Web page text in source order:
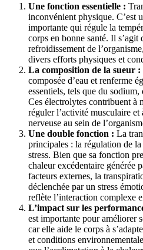
Une fonction essentielle :
inconvénient physique. C’est
importante qui régule la
corps en bonne santé. Il
refroidissement de
divers efforts physiques et
La composition de la sueur :
composée d’eau et renferme
essentiels, tels que du
Ces électrolytes contribuent à
réguler l’activité musculaire
nerveuse au sein de
Une double fonction : La
principales : la régulation de
stress. Bien que sa fonction
chaleur excédentaire générée
facteurs externes, la
déclenchée par un stress
reflète l’interaction complexe
L’impact sur les
est importante pour améliorer
car elle aide le corps à
et conditions